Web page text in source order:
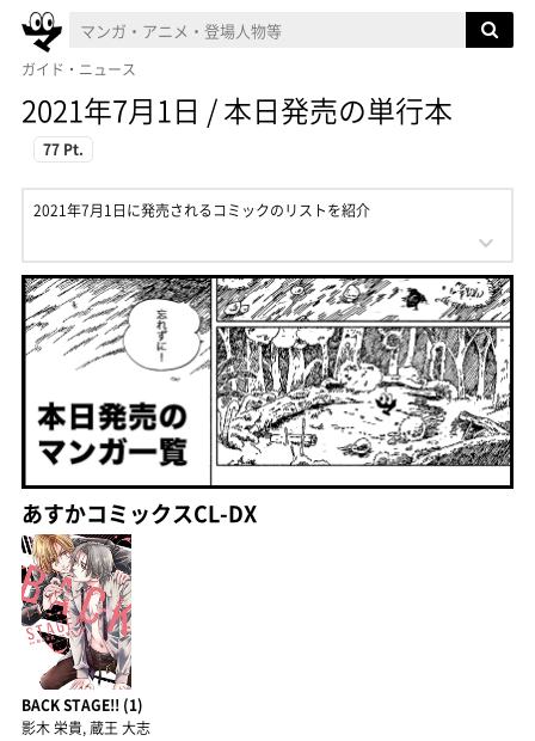
ガイド・ニュース
2021年7月1日 / 本日発売の単行本
77 Pt.
2021年7月1日に発売されるコミックのリストを紹介
あすかコミックスCL-DX
BACK STAGE!! (1)
影木 栄貴, 蔵王 大志